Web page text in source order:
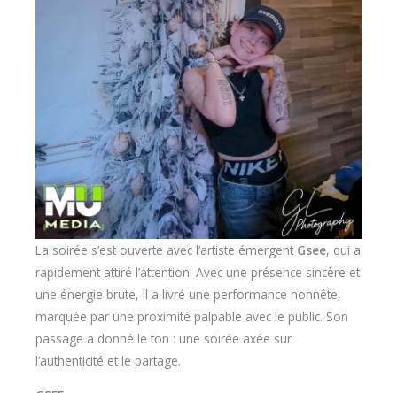
La soirée s’est ouverte avec l’artiste émergent Gsee, qui a
rapidement attiré l’attention. Avec une présence sincère et
une énergie brute, il a livré une performance honnête,
marquée par une proximité palpable avec le public. Son
passage a donné le ton : une soirée axée sur
l’authenticité et le partage.